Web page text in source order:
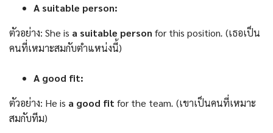
A suitable person:
ตัวอย่าง: She is a suitable person for this position. (เธอเป็น
คนที่เหมาะสมกับตำแหน่งนี้)
A good fit:
ตัวอย่าง: He is a good fit for the team. (เขาเป็นคนที่เหมาะ
สมกับทีม)